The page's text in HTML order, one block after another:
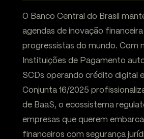
O Banco Central do Brasil
agendas de inovação financeira
progressistas do mundo. Com
Instituições de Pagamento
SCDs operando crédito digital
Conjunta 16/2025
de BaaS, o ecossistema
empresas que querem
financeiros com segurança